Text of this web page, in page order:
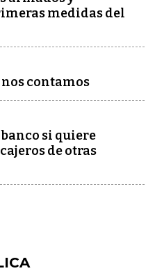
medidas del
contamos
banco si quiere
de otras